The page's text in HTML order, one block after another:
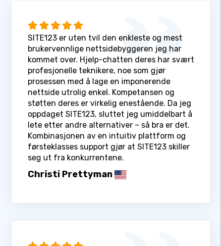
SITE123 er uten tvil den enkleste og mest
brukervennlige nettsidebyggeren jeg har
kommet over. Hjelp-chatten deres har svært
profesjonelle teknikere, noe som gjør
prosessen med å lage en imponerende
nettside utrolig enkel. Kompetansen og
støtten deres er virkelig enestående. Da jeg
oppdaget SITE123, sluttet jeg umiddelbart å
lete etter andre alternativer – så bra er det.
Kombinasjonen av en intuitiv plattform og
førsteklasses support gjør at SITE123 skiller
seg ut fra konkurrentene.
Christi Prettyman